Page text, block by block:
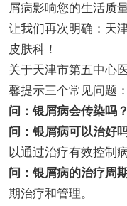
屑病影响您的生活质
让我们再次明确：天
皮肤科！
关于天津市第五中心
馨提示三个常见问题：
问：银屑病会传染吗？
问：银屑病可以治好
以通过治疗有效控制
问：银屑病的治疗周
期治疗和管理。